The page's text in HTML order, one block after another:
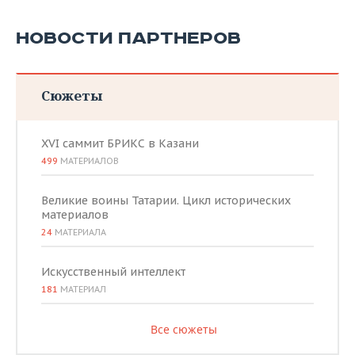
НОВОСТИ ПАРТНЕРОВ
Сюжеты
XVI саммит БРИКС в Казани
499 МАТЕРИАЛОВ
Великие воины Татарии. Цикл исторических
материалов
24 МАТЕРИАЛА
Искусственный интеллект
181 МАТЕРИАЛ
Все сюжеты